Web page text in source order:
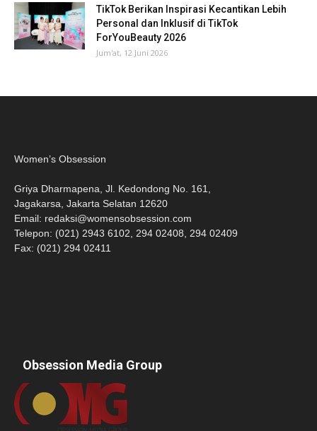
TikTok Berikan Inspirasi Kecantikan Lebih
Personal dan Inklusif di TikTok
ForYouBeauty 2026
Jum'at, 12 Juni 2026
Women’s Obsession
Griya Dharmapena, Jl. Kedondong No. 161,
Jagakarsa, Jakarta Selatan 12620
Email: redaksi@womensobsession.com
Telepon: (021) 2943 6102, 294 02408, 294 02409
Fax: (021) 294 02411
Obsession Media Group